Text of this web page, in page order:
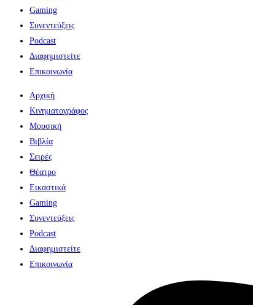
Gaming
Συνεντεύξεις
Podcast
Διαφημιστείτε
Επικοινωνία
Αρχική
Κινηματογράφος
Μουσική
Βιβλία
Σειρές
Θέατρο
Εικαστικά
Gaming
Συνεντεύξεις
Podcast
Διαφημιστείτε
Επικοινωνία